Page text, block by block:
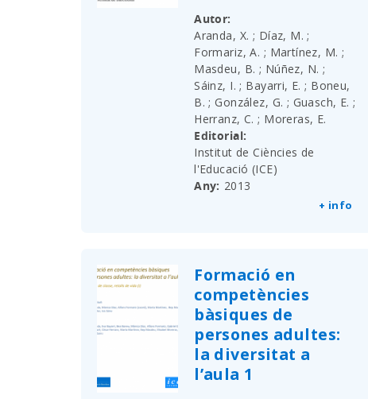
Autor
Aranda, X. ; Díaz, M. ;
Formariz, A. ; Martínez, M. ;
Masdeu, B. ; Núñez, N. ;
Sáinz, I. ; Bayarri, E. ; Boneu,
B. ; González, G. ; Guasch, E. ;
Herranz, C. ; Moreras, E.
Editorial
Institut de Ciències de
l'Educació (ICE)
Any 2013
+ info
Formació en
competències
bàsiques de
persones adultes:
la diversitat a
l’aula 1